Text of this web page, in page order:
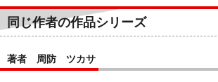
同じ作者の作品シリーズ
著者 周防 ツカサ